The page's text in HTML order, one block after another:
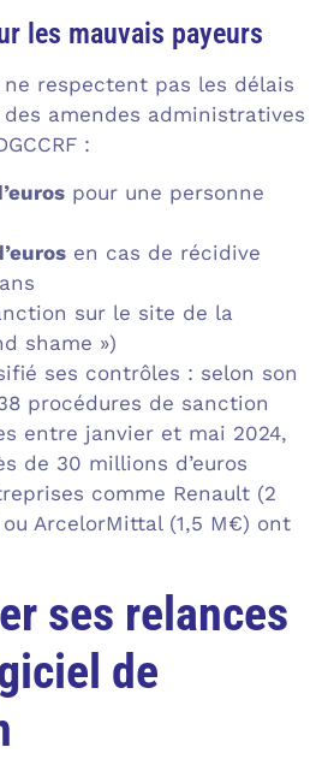
les mauvais payeurs
respectent pas les délais
des amendes administratives
:
pour une personne
en cas de récidive
sur le site de la
shame »)
ses contrôles : selon son
procédures de sanction
entre janvier et mai 2024,
de 30 millions d’euros
comme Renault (2
ArcelorMittal (1,5 M€) ont
ses relances
de